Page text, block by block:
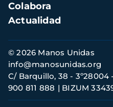
Colabora
Actualidad
Información
de
contacto
© 2026 Manos Unidas
C/ Barquillo, 38 - 3º28004
900 811 888
BIZUM
info@manosunidas.org